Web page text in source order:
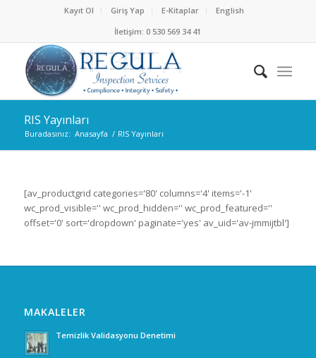
Kayıt Ol Giriş Yap E-Kitaplar
English
İletişim: 0 530 569 34 41
RIS Yayınları
Buradasınız: Anasayfa / RIS Yayınları
[av_productgrid categories='80' columns='4' items='-1'
wc_prod_visible='' wc_prod_hidden='' wc_prod_featured=''
offset='0' sort='dropdown' paginate='yes' av_uid='av-jmmijtbl']
MAKALELER
Temizlik Validasyonu Denetimi